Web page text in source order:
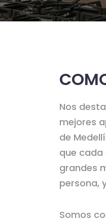
Nos
mejores
de
que cada
grandes
persona,
rolex
Somos